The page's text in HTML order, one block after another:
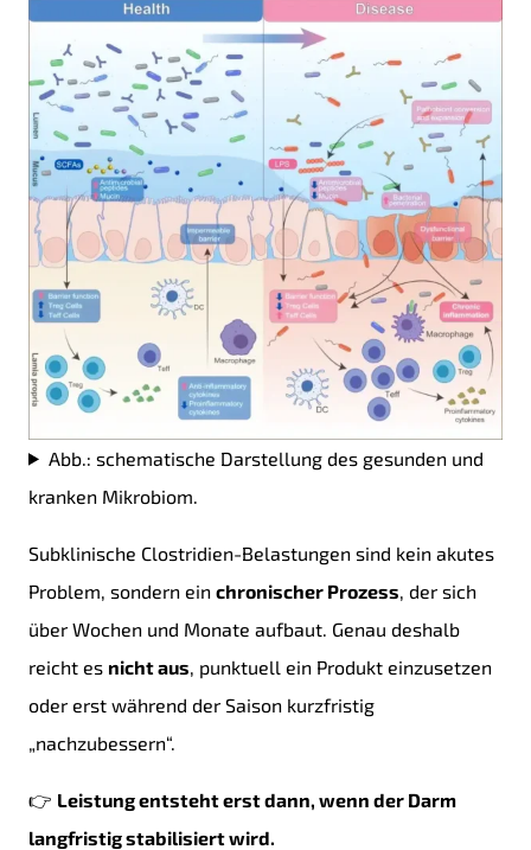
Abb.: schematische Darstellung des gesunden und
kranken Mikrobiom.
Subklinische Clostridien-Belastungen sind kein akutes
Problem, sondern ein chronischer Prozess , der sich
über Wochen und Monate aufbaut. Genau deshalb
reicht es nicht aus , punktuell ein Produkt einzusetzen
oder erst während der Saison kurzfristig
„nachzubessern“.
👉 Leistung entsteht erst dann, wenn der Darm
langfristig stabilisiert wird.